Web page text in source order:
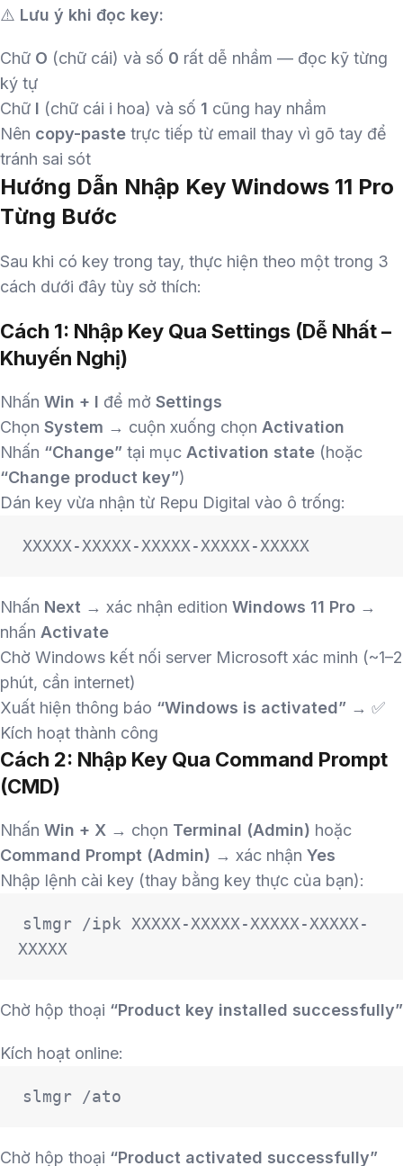
⚠️ Lưu ý khi đọc key:
Chữ O (chữ cái) và số 0 rất dễ nhầm — đọc kỹ từng
ký tự
Chữ I (chữ cái i hoa) và số 1 cũng hay nhầm
Nên copy-paste trực tiếp từ email thay vì gõ tay để
tránh sai sót
Hướng Dẫn Nhập Key Windows 11 Pro
Từng Bước
Sau khi có key trong tay, thực hiện theo một trong 3
cách dưới đây tùy sở thích:
Cách 1: Nhập Key Qua Settings (Dễ Nhất –
Khuyến Nghị)
Nhấn Win + I để mở Settings
Chọn System → cuộn xuống chọn Activation
Nhấn “Change” tại mục Activation state (hoặc
“Change product key”)
Dán key vừa nhận từ Repu Digital vào ô trống:
XXXXX-XXXXX-XXXXX-XXXXX-XXXXX
Nhấn Next → xác nhận edition Windows 11 Pro →
nhấn Activate
Chờ Windows kết nối server Microsoft xác minh (~1–2
phút, cần internet)
Xuất hiện thông báo “Windows is activated” → ✅
Kích hoạt thành công
Cách 2: Nhập Key Qua Command Prompt
(CMD)
Nhấn Win + X → chọn Terminal (Admin) hoặc
Command Prompt (Admin) → xác nhận Yes
Nhập lệnh cài key (thay bằng key thực của bạn):
slmgr /ipk XXXXX-XXXXX-XXXXX-XXXXX-
XXXXX
Chờ hộp thoại “Product key installed successfully”
Kích hoạt online:
slmgr /ato
Chờ hộp thoại “Product activated successfully”